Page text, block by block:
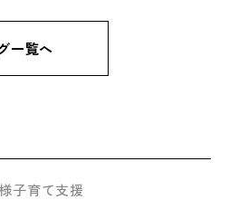
一覧へ
子育て支援